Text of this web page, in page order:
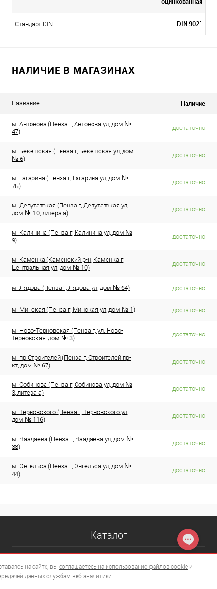
Стандарт DIN DIN 9021
НАЛИЧИЕ В МАГАЗИНАХ
Название Наличие
м. Антонова (Пенза г, Антонова ул, дом №
47)
достаточно
м. Бекешская (Пенза г, Бекешская ул, дом
№ 6)
достаточно
м. Гагарина (Пенза г, Гагарина ул, дом №
7Б)
достаточно
м. Депутатская (Пенза г, Депутатская ул,
дом № 10, литера а)
достаточно
м. Калинина (Пенза г, Калинина ул, дом №
9)
достаточно
м. Каменка (Каменский р-н, Каменка г,
Центральная ул, дом № 10)
достаточно
м. Лядова (Пенза г, Лядова ул, дом № 64) достаточно
м. Минская (Пенза г, Минская ул, дом № 1) достаточно
м. Ново-Терновская (Пенза г, ул. Ново-
Терновская, дом № 3)
достаточно
м. пр Строителей (Пенза г, Строителей пр-
кт, дом № 67)
достаточно
м. Собинова (Пенза г, Собинова ул, дом №
3, литера а)
достаточно
м. Терновского (Пенза г, Терновского ул,
дом № 116)
достаточно
м. Чаадаева (Пенза г, Чаадаева ул, дом №
38)
достаточно
м. Энгельса (Пенза г, Энгельса ул, дом №
44)
достаточно
Каталог
на сайте, вы соглашаетесь на использование файлов cookie и
данных службам веб-аналитики.